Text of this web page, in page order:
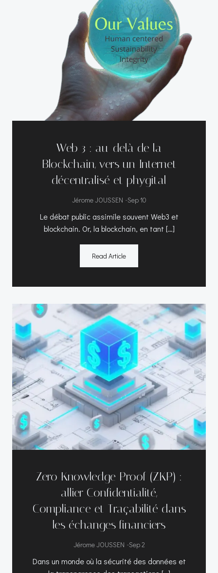
Web 3 : au-delà de la
Blockchain, vers un Internet
décentralisé et phygital
Jérome JOUSSEN -Sep 10
Le débat public assimile souvent Web3 et
blockchain. Or, la blockchain, en tant […]
Read Article
Zero Knowledge Proof (ZKP) :
allier Confidentialité,
Compliance et Traçabilité dans
les échanges financiers
Jérome JOUSSEN -Sep 2
Dans un monde où la sécurité des données et